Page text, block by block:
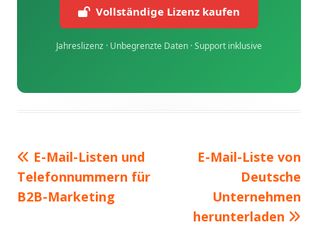
Vollständige Lizenz kaufen
Jahreslizenz · Unbegrenzte Daten · Support inklusive
Beitrags-
Navigation
Vorheriger
Beitrag:
E-Mail-Listen und
Telefonnummern für
B2B-Marketing
Nächster
Beitrag
E-Mail-Liste von
Deutsche
Unternehmen
herunterladen